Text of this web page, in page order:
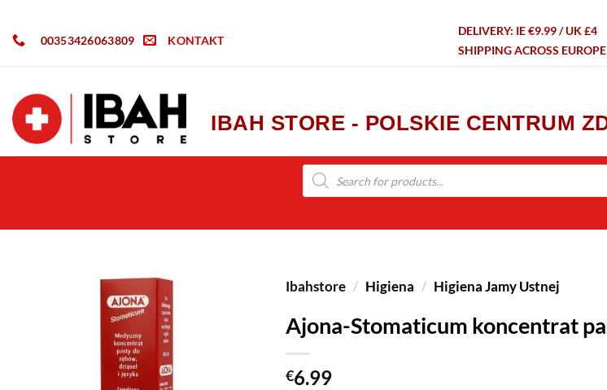
00353426063809 KONTAKT
DELIVERY: IE €9.99 / UK £4
SHIPPING ACROSS
IBAH STORE - POLSKIE CENTRUM
Ibahstore / Higiena / Higiena Jamy Ustnej
Ajona-Stomaticum koncentrat
€6.99